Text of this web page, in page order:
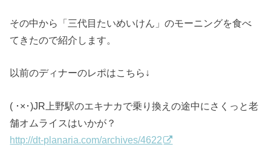
その中から「三代目たいめいけん」のモーニングを食べ
てきたので紹介します。
以前のディナーのレポはこちら↓
( ･×･)JR上野駅のエキナカで乗り換えの途中にさくっと老
舗オムライスはいかが？
http://dt-planaria.com/archives/4622